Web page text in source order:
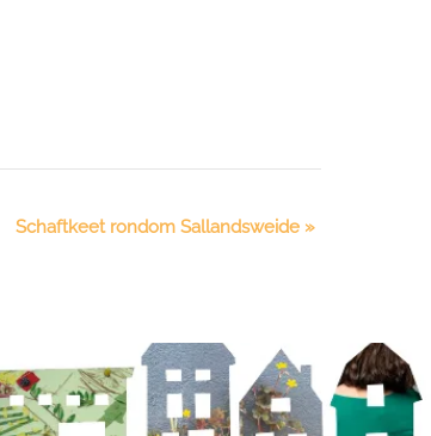
Schaftkeet rondom Sallandsweide »